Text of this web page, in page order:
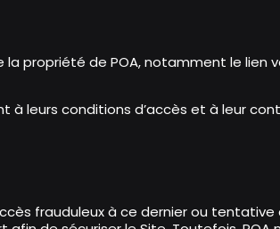
propriété de POA, notamment le lien
à leurs conditions d’accès et à leur
frauduleux à ce dernier ou tentative